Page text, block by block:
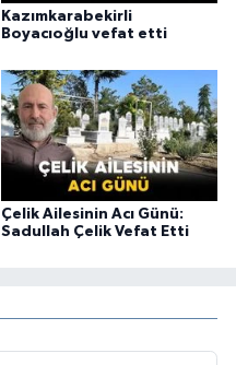
Kazımkarabekirli
Boyacıoğlu vefat etti
Çelik Ailesinin Acı Günü:
Sadullah Çelik Vefat Etti